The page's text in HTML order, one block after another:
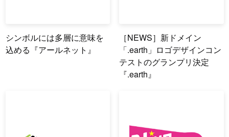
シンボルには多層に意味を
込める『アールネット』
［NEWS］新ドメイン
「.earth」ロゴデザインコン
テストのグランプリ決定
『.earth』